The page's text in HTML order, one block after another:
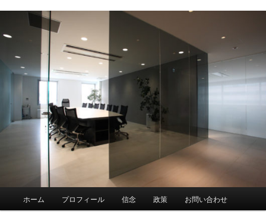
動
ホーム プロフィール 信念 政策 お問い合わせ